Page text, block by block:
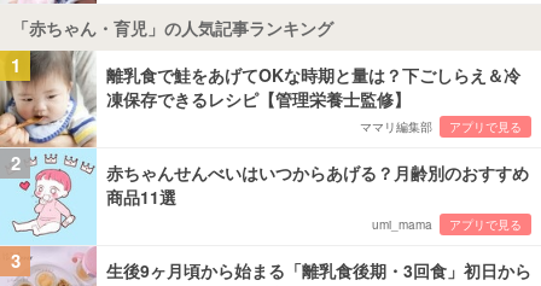
「赤ちゃん・育児」の人気記事ランキング
1
離乳食で鮭をあげてOKな時期と量は？下ごしらえ＆冷
凍保存できるレシピ【管理栄養士監修】
ママリ編集部 アプリで見る
2
赤ちゃんせんべいはいつからあげる？月齢別のおすすめ
商品11選
umi_mama アプリで見る
3
生後9ヶ月頃から始まる「離乳食後期・3回食」初日から